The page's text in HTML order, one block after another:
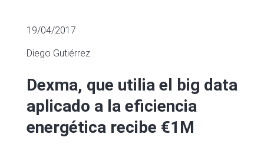
19/04/2017
Diego Gutiérrez
Dexma, que utilia el big data
aplicado a la eficiencia
energética recibe €1M